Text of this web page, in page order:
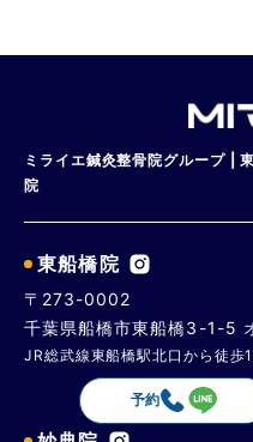
ミライエ鍼灸整骨院グループ |
院
東船橋院
〒273-0002
千葉県船橋市東船橋3-1-5
JR総武線東船橋駅北口から徒歩
予約